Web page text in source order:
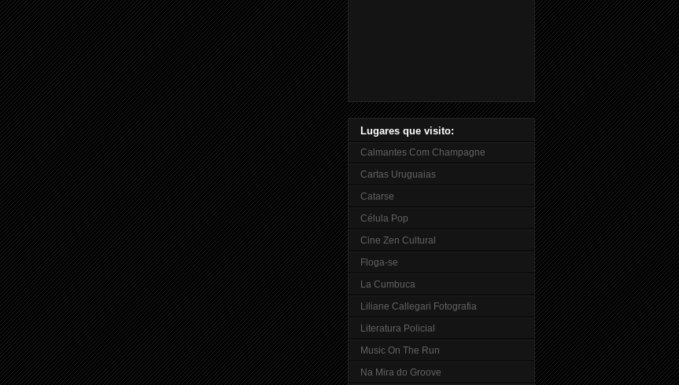
Lugares que visito:
Calmantes Com Champagne
Cartas Uruguaias
Catarse
Célula Pop
Cine Zen Cultural
Floga-se
La Cumbuca
Liliane Callegari Fotografia
Literatura Policial
Music On The Run
Na Mira do Groove